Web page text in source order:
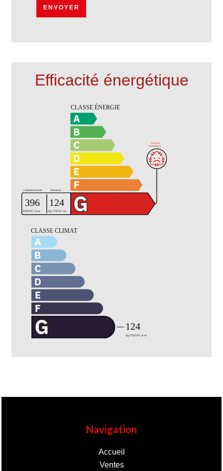
ENVOYER
Efficacité énergétique
Navigation
Accueil
Ventes